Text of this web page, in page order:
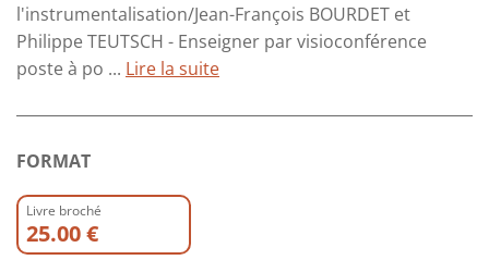
l'instrumentalisation/Jean-François BOURDET et
Philippe TEUTSCH - Enseigner par visioconférence
poste à po ... Lire la suite
FORMAT
Livre broché
25.00 €